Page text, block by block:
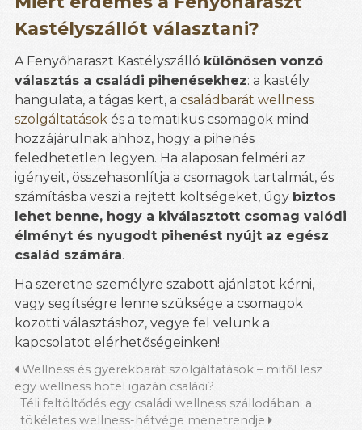
Kastélyszállót választani?
A Fenyőharaszt Kastélyszálló különösen vonzó
választás a családi pihenésekhez: a kastély
hangulata, a tágas kert, a családbarát wellness
szolgáltatások és a tematikus csomagok mind
hozzájárulnak ahhoz, hogy a pihenés
feledhetetlen legyen. Ha alaposan felméri az
igényeit, összehasonlítja a csomagok tartalmát, és
számításba veszi a rejtett költségeket, úgy biztos
lehet benne, hogy a kiválasztott csomag valódi
élményt és nyugodt pihenést nyújt az egész
család számára.
Ha szeretne személyre szabott ajánlatot kérni,
vagy segítségre lenne szüksége a csomagok
közötti választáshoz, vegye fel velünk a
kapcsolatot elérhetőségeinken!
Wellness és gyerekbarát szolgáltatások – mitől lesz
egy wellness hotel igazán családi?
Téli feltöltődés egy családi wellness szállodában: a
tökéletes wellness-hétvége menetrendje